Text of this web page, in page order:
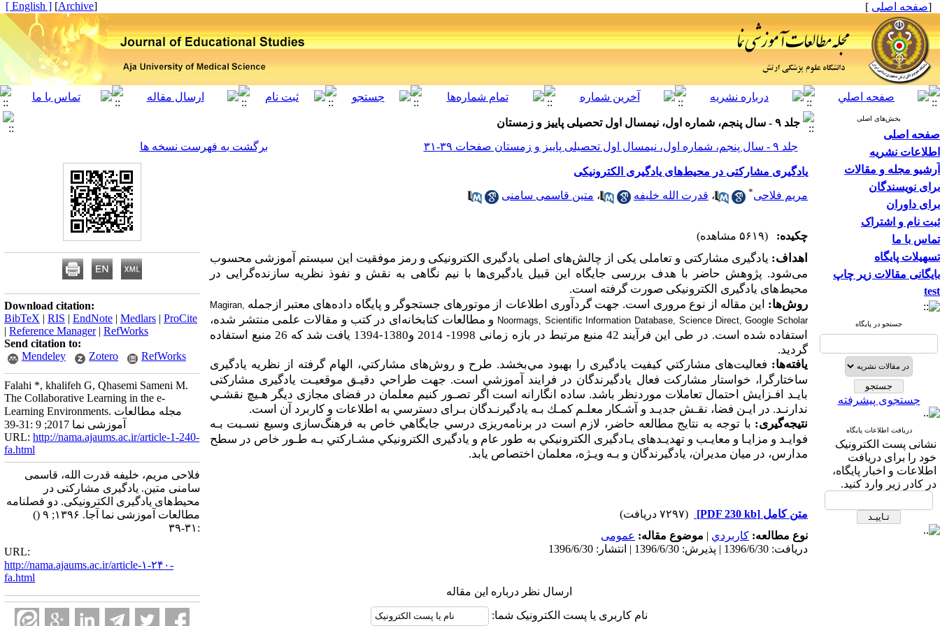
[صفحه اصلی ]
[
Archive
]
[ English ]
بخش‌های اصلی
صفحه اصلی
اطلاعات نشریه
آرشیو مجله و مقالات
برای نویسندگان
برای داوران
ثبت نام و اشتراک
تماس با ما
تسهیلات پایگاه
بایگانی مقالات زیر چاپ
test
جستجو در پایگاه
جستجوی پیشرفته
دریافت اطلاعات پایگاه
نشانی پست الکترونیک
خود را برای دریافت
اطلاعات و اخبار پایگاه،
در کادر زیر وارد کنید.
جلد ۹ - سال پنجم، شماره اول، نیمسال اول تحصیلی پاییز و زمستان
جلد ۹ - سال پنجم، شماره اول، نیمسال اول تحصیلی پاییز و زمستان صفحات ۳۹-۳۱
برگشت به فهرست نسخه ها
یادگیری مشارکتی در محیط‌های یادگیری الکترونیکی
مریم فلاحی* ، قدرت الله خلیفه ، متین قاسمی سامنی
چکیده: (۵۶۱۹ مشاهده)
اهداف: یادگیری مشارکتی و تعاملی یکی از چالشهای اصلی یادگیری الکترونیکی و رمز موفقیت این سیستم آموزشی محسوب
میشود. پژوهش حاضر با هدف بررسی جایگاه این قبیل یادگیریها با نیم نگاهی به نقش و نفوذ نظریه سازندهگرایی در
محیطهای یادگیری الکترونیکی صورت گرفته است.
روشها: این مقاله از نوع مروری است. جهت گردآوری اطلاعات از موتورهای جستجوگر و پایگاه دادههای معتبر ازجمله Magiran,
Noormags, Scientific Information Database, Science Direct, Google Scholar و مطالعات کتابخانه ای در کتب و مقالات علمی منتشر شده،
استفاده شده است. در طی این فرآیند 42 منبع مرتبط در بازه زمانی 1998- 2014 و1380-1394 یافت شد که 26 منبع استفاده
گردید.
یافتهها: ﻓﻌﺎﻟﻴﺖﻫﺎی ﻣﺸﺎرﻛﺘﻲ ﻛﻴﻔﻴﺖ ﻳﺎدﮔﻴﺮی را ﺑﻬﺒﻮد ﻣﻲﺑﺨﺸﺪ. ﻃﺮح و روشﻫﺎی ﻣﺸﺎرﻛﺘﻲ، اﻟﻬﺎم ﮔﺮﻓﺘﻪ از ﻧﻈﺮﻳﻪ ﻳﺎدﮔﻴﺮی
ﺳﺎﺧﺘﺎرﮔﺮا، ﺧﻮاﺳﺘﺎر ﻣﺸﺎرﻛﺖ ﻓﻌﺎل ﻳﺎدﮔﻴﺮﻧﺪﮔﺎن در ﻓﺮاﻳﻨﺪ آﻣﻮزﺷﻲ اﺳﺖ. جهت ﻃﺮاﺣﻲ دﻗﻴـﻖ ﻣﻮﻗﻌﻴـﺖ یادگیری مشارکتی
ﺑﺎﻳـﺪ اﻓـﺰاﻳﺶ اﺣﺘﻤﺎل ﺗﻌﺎﻣﻼت ﻣﻮردﻧﻈﺮ ﺑﺎﺷﺪ. ﺳﺎده اﻧﮕﺎراﻧﻪ اﺳﺖ اﮔﺮ ﺗﺼـﻮر ﻛﻨﻴﻢ ﻣﻌﻠﻤﺎن در ﻓﻀﺎی ﻣﺠﺎزی دﻳﮕﺮ ﻫـﻴﭻ ﻧﻘﺸـﻲ
ﻧﺪارﻧـﺪ. در اﻳـﻦ ﻓﻀﺎ، ﻧﻘـﺶ ﺟﺪﻳـﺪ و آﺷـﻜﺎر ﻣﻌﻠـﻢ ﻛﻤـﻚ ﺑـﻪ ﻳﺎدﮔﻴﺮﻧـﺪﮔﺎن ﺑـرای دﺳﺘﺮﺳﻲ ﺑﻪ اﻃﻼﻋﺎت و ﻛﺎرﺑﺮد آن اﺳﺖ.
نتیجهگیری: با توجه به نتایج مطالعه حاضر، لازم اﺳﺖ در ﺑﺮﻧﺎﻣﻪرﻳﺰی درﺳﻲ ﺟﺎﻳﮕﺎﻫﻲ ﺧﺎص ﺑﻪ ﻓﺮﻫﻨﮓﺳﺎزی وﺳﻴﻊ ﻧﺴـﺒﺖ ﺑـﻪ
ﻓﻮاﻳـﺪ و ﻣﺰاﻳـﺎ و ﻣﻌﺎﻳـﺐ و ﺗﻬﺪﻳـﺪﻫﺎی ﻳـﺎدﮔﻴﺮی اﻟﻜﺘﺮوﻧﻴﻜﻲ ﺑﻪ ﻃﻮر ﻋﺎم و ﻳﺎدﮔﻴﺮی اﻟﻜﺘﺮوﻧﻴﻜﻲ ﻣﺸـﺎرﻛﺘﻲ ﺑـﻪ ﻃـﻮر ﺧﺎص در ﺳﻄﺢ
ﻣﺪارس، در ﻣﻴﺎن ﻣﺪﻳﺮان، ﻳﺎدﮔﻴﺮﻧﺪﮔﺎن و ﺑـﻪ وﻳـﮋه، ﻣﻌﻠﻤﺎن اﺧﺘﺼﺎص ﻳﺎﺑﺪ.
متن کامل [PDF 230 kb]
(۷۲۹۷ دریافت)
نوع مطالعه: كاربردي | موضوع مقاله: عمومى
دریافت: 1396/6/30 | پذیرش: 1396/6/30 | انتشار: 1396/6/30
ارسال نظر درباره این مقاله
نام کاربری یا پست الکترونیک شما:
Download citation:
BibTeX | RIS | EndNote | Medlars | ProCite
| Reference Manager| RefWorks
Send citation to:
Mendeley
Zotero RefWorks
Falahi *, khalifeh G, Qhasemi Sameni M.
The Collaborative Learning in the e-
Learning Environments. مجله مطالعات
آموزشی نما 2017; 9 :31-39
URL: http://nama.ajaums.ac.ir/article-1-240-
fa.html
فلاحی مریم، خلیفه قدرت الله، قاسمی
سامنی متین. یادگیری مشارکتی در
محیط‌های یادگیری الکترونیکی. دو فصلنامه
مطالعات آموزشی نما آجا. ۱۳۹۶; ۹
()
:۳۱-۳۹
URL:
http://nama.ajaums.ac.ir/article-۱-۲۴۰-
fa.html